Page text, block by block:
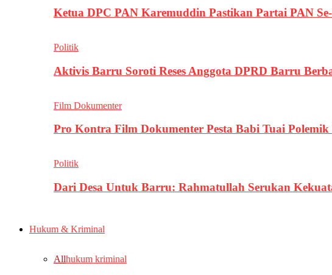
Ketua DPC PAN Karemuddin Pastikan Partai PAN
Politik
Aktivis Barru Soroti Reses Anggota DPRD Barru
Film Dokumenter
Pro Kontra Film Dokumenter Pesta Babi Tuai
Politik
Dari Desa Untuk Barru: Rahmatullah Serukan
Hukum & Kriminal
Allhukum kriminal